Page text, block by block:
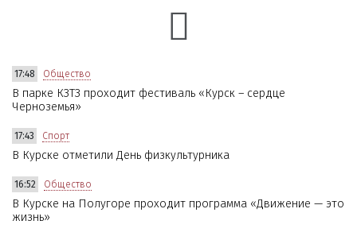
17:48 Общество
В парке КЗТЗ проходит фестиваль «Курск – сердце
Черноземья»
17:43 Спорт
В Курске отметили День физкультурника
16:52 Общество
В Курске на Полугоре проходит программа «Движение — это
жизнь»